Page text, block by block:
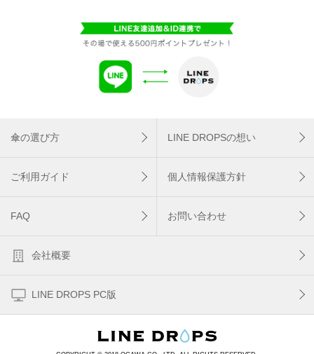
傘の選び方 LINE DROPSの想い
ご利用ガイド 個人情報保護方針
FAQ お問い合わせ
会社概要
LINE DROPS PC版